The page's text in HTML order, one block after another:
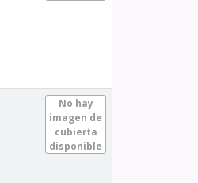
No hay
imagen de
cubierta
disponible